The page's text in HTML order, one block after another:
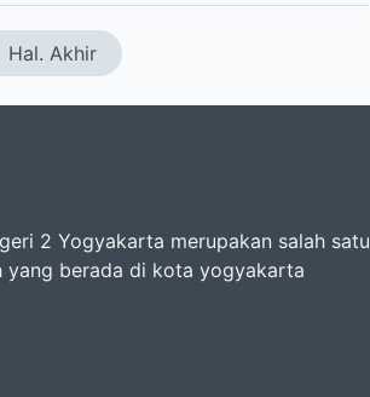
Hal. Akhir
2 Yogyakarta merupakan salah satu
yang berada di kota yogyakarta